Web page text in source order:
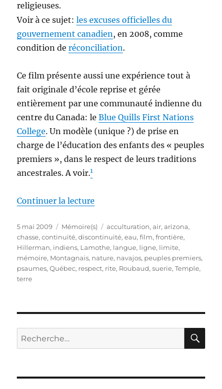
religieuses.
Voir à ce sujet:les excuses officielles du
gouvernement canadien, en 2008, comme
condition deréconciliation.
Ce film présente aussi une expérience tout à
fait originale d’école reprise et gérée
entièrement par une communauté indienne du
centre du Canada: leBlue Quills First Nations
College. Un modèle (unique ?) de prise en
charge de l’éducation des enfants des « peuples
premiers », dans le respect de leurs traditions
ancestrales. A voir.1
Continuer la lecture
Publié
le
5 mai 2009 Catégories
Mémoire(s) Étiquettes
acculturation,air,arizona,
chasse,continuité,discontinuité,eau,film,frontière,
Hillerman, indiens, Lamothe, langue, ligne, limite,
mémoire, Montagnais, nature, navajos, peuples premiers,
psaumes,Québec, respect, rite, Roubaud,suerie,Temple,
terre
Recherche
pour :